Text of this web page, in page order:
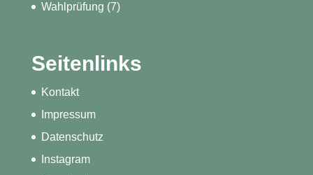
Wahlprüfung (7)
Seitenlinks
Kontakt
Impressum
Datenschutz
Instagram